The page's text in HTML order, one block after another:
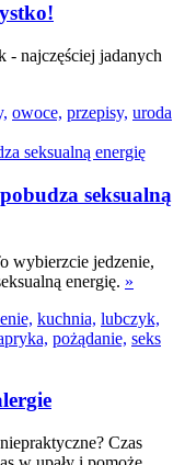
- najczęściej jadanych
owoce, przepisy, uroda
seksualną
wybierzcie jedzenie,
energię. »
kuchnia, lubczyk,
pożądanie, seks
Czas